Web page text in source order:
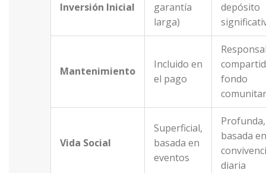
Inversión Inicial
garantía
larga)
depósito
Mantenimiento
Incluido en
el pago
fondo
Vida Social
Superficial,
basada en
eventos
Profunda,
basada en
diaria